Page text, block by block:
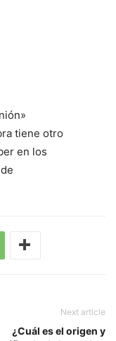
tiene otro
en los
Next article
¿Cuál es el origen y